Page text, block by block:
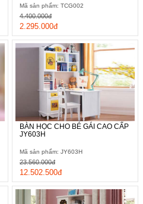
Mã sản phẩm: TCG002
2.295.000đ
4.400.000đ
BÀN HỌC CHO BÉ GÁI CAO CẤP
JY603H
Mã sản phẩm: JY603H
12.502.500đ
23.560.000đ